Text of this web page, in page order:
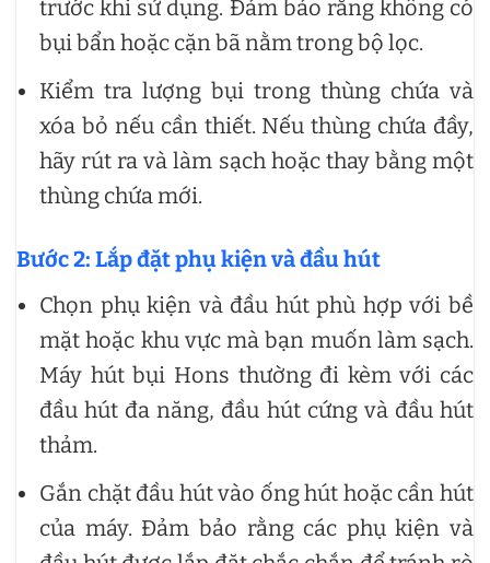
trước khi sử dụng. Đảm bảo rằng không có
bụi bẩn hoặc cặn bã nằm trong bộ lọc.
Kiểm tra lượng bụi trong thùng chứa và
xóa bỏ nếu cần thiết. Nếu thùng chứa đầy,
hãy rút ra và làm sạch hoặc thay bằng một
thùng chứa mới.
Bước 2: Lắp đặt phụ kiện và đầu hút
Chọn phụ kiện và đầu hút phù hợp với bề
mặt hoặc khu vực mà bạn muốn làm sạch.
Máy hút bụi Hons thường đi kèm với các
đầu hút đa năng, đầu hút cứng và đầu hút
thảm.
Gắn chặt đầu hút vào ống hút hoặc cần hút
của máy. Đảm bảo rằng các phụ kiện và